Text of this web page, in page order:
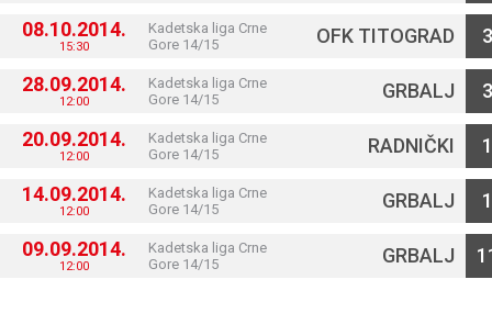
08.10.2014.
15:30
Kadetska liga Crne
Gore 14/15
OFK TITOGRAD 3
28.09.2014.
12:00
Kadetska liga Crne
Gore 14/15
GRBALJ 3
20.09.2014.
12:00
Kadetska liga Crne
Gore 14/15
RADNIČKI 1
14.09.2014.
12:00
Kadetska liga Crne
Gore 14/15
GRBALJ 1
09.09.2014.
12:00
Kadetska liga Crne
Gore 14/15
GRBALJ